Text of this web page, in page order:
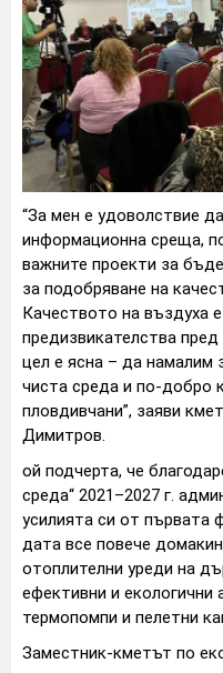
“За мен е удоволствие
информационна среща,
важните проекти за
за подобряване на
Качеството на въздуха
предизвикателства
цел е ясна – да намалим
чиста среда и по-добро
пловдивчани”, заяви
Димитров.
ой подчерта, че
среда“ 2021–2027 г.
усилията си от първата
дата все повече
отоплителни уреди на
ефективни и екологични
термопомпи и пелетни
Заместник-кметът по